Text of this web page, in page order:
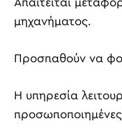
Απαιτείται
μηχανήματος.
Προσπαθούν να
Η υπηρεσία